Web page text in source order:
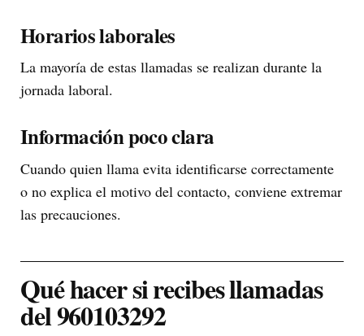
Horarios laborales
La mayoría de estas llamadas se realizan durante la
jornada laboral.
Información poco clara
Cuando quien llama evita identificarse correctamente
o no explica el motivo del contacto, conviene extremar
las precauciones.
Qué hacer si recibes llamadas
del 960103292